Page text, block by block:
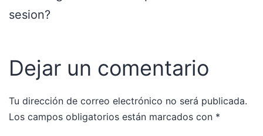
sesion?
Dejar un comentario
Tu dirección de correo electrónico no será publicada.
Los campos obligatorios están marcados con *